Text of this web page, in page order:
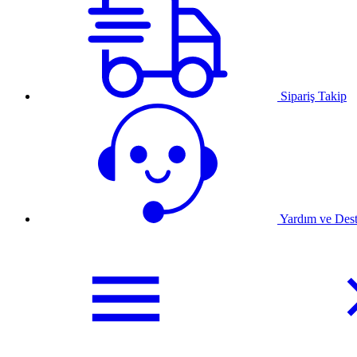
Sipariş Takip
Yardım ve